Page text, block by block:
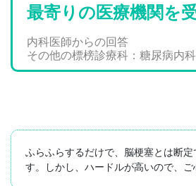
最寄りの医療機関を
内科医師からの回答
その他の標榜診療科：糖尿病内
ふらふらするだけで、脳梗塞とは断
す。しかし、ハードルが高いので、